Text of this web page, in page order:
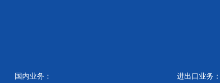
国内业务： 进出口业务